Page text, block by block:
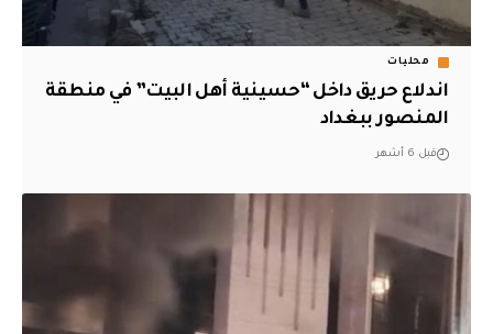
محليات
اندلاع حريق داخل “حسينية أهل البيت” في منطقة
المنصور ببغداد
قبل 6 أشهر